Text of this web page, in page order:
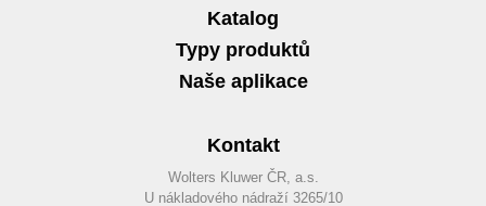
Katalog
Typy produktů
Naše aplikace
Kontakt
Wolters Kluwer ČR, a.s.
U nákladového nádraží 3265/10